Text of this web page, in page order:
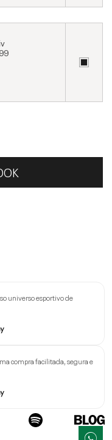
universo esportivo de
compra facilitada, segura e